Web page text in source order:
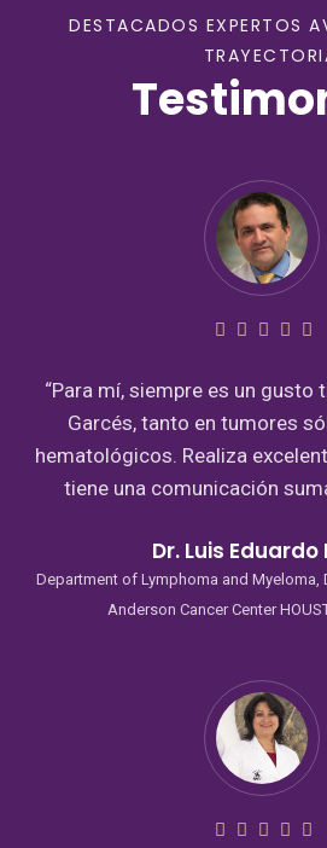
DESTACADOS EXPERTOS
“Para mí, siempre es un gusto
Garcés, tanto en tumores
hematológicos. Realiza
tiene una comunicación
Dr. Luis Eduardo
Department of Lymphoma and Myeloma,
Anderson Cancer Center